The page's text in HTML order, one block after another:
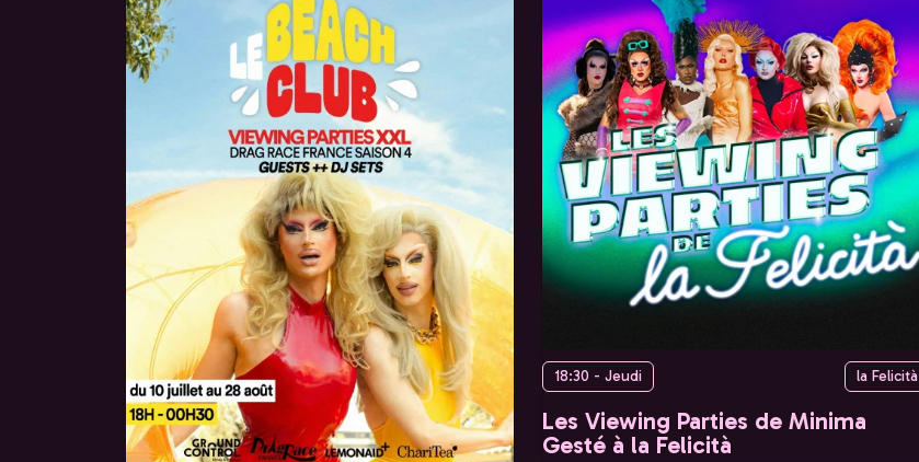
18:30 - Jeudi la Felicità
Les Viewing Parties de Minima
Gesté à la Felicità